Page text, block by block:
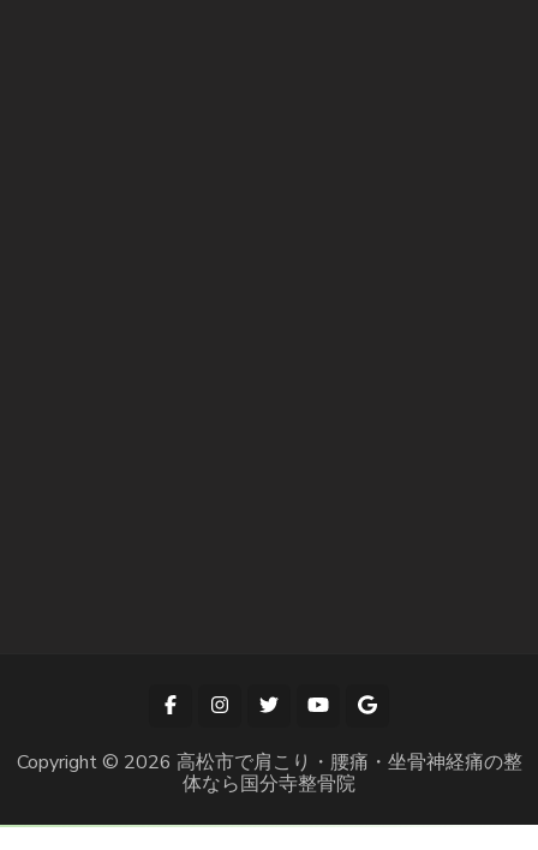
Copyright © 2026 高松市で肩こり・腰痛・坐骨神経痛の整
体なら国分寺整骨院